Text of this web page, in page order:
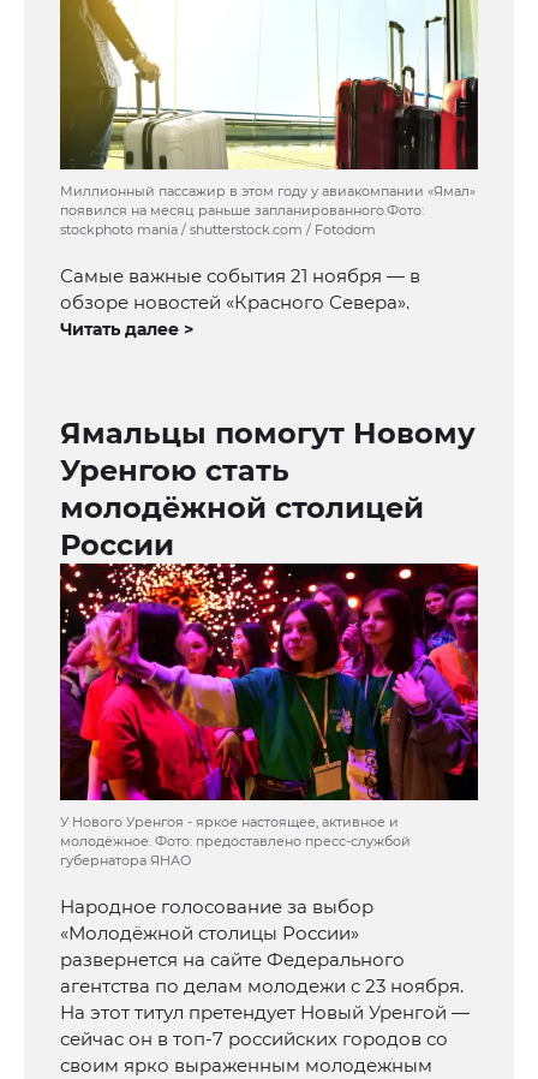
Миллионный пассажир в этом году у авиакомпании «Ямал»
появился на месяц раньше запланированного.Фото:
stockphoto mania / shutterstock.com / Fotodom
Самые важные события 21 ноября — в
обзоре новостей «Красного Севера».
Читать далее >
Ямальцы помогут Новому
Уренгою стать
молодёжной столицей
России
У Нового Уренгоя - яркое настоящее, активное и
молодёжное. Фото: предоставлено пресс-службой
губернатора ЯНАО
Народное голосование за выбор
«Молодёжной столицы России»
развернется на сайте Федерального
агентства по делам молодежи с 23 ноября.
На этот титул претендует Новый Уренгой —
сейчас он в топ-7 российских городов со
своим ярко выраженным молодежным